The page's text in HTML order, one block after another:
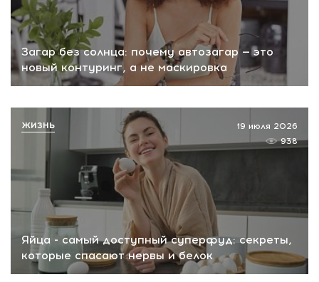
Загар без солнца: почему автозагар — это
новый контуринг, а не маскировка
Яйца - самый доступный суперфуд: секреты,
которые спасают нервы и белок
19 июля 2026
938
ЖИЗНЬ